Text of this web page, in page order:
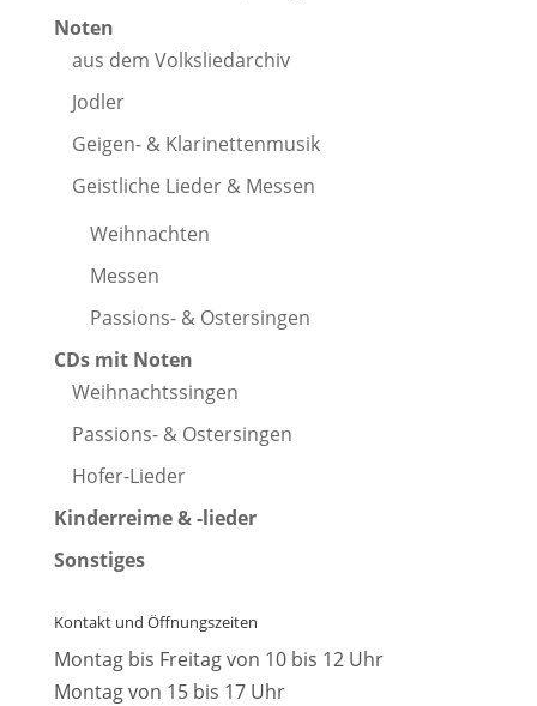
Noten
aus dem Volksliedarchiv
Jodler
Geigen- & Klarinettenmusik
Geistliche Lieder & Messen
Weihnachten
Messen
Passions- & Ostersingen
CDs mit Noten
Weihnachtssingen
Passions- & Ostersingen
Hofer-Lieder
Kinderreime & -lieder
Sonstiges
Kontakt und Öffnungszeiten
Montag bis Freitag von 10 bis 12 Uhr
Montag von 15 bis 17 Uhr